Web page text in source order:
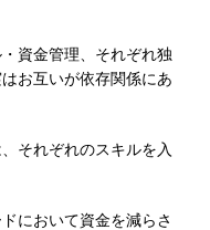
資金管理、それぞれ独
お互いが依存関係にあ
それぞれのスキルを入
において資金を減らさ